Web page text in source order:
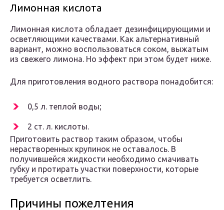
Лимонная кислота
Лимонная кислота обладает дезинфицирующими и
осветляющими качествами. Как альтернативный
вариант, можно воспользоваться соком, выжатым
из свежего лимона. Но эффект при этом будет ниже.
Для приготовления водного раствора понадобится:
0,5 л. теплой воды;
2 ст. л. кислоты.
Приготовить раствор таким образом, чтобы
нерастворенных крупинок не оставалось. В
получившейся жидкости необходимо смачивать
губку и протирать участки поверхности, которые
требуется осветлить.
Причины пожелтения